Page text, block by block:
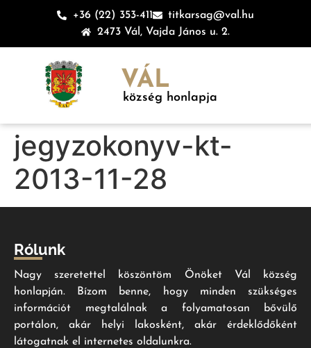
+36 (22) 353-411
titkarsag@val.hu
2473 Vál, Vajda János u. 2.
VÁL
község honlapja
jegyzokonyv-kt-
2013-11-28
Rólunk
Nagy szeretettel köszöntöm Önöket Vál község
honlapján. Bízom benne, hogy minden szükséges
információt megtalálnak a folyamatosan bővülő
portálon, akár helyi lakosként, akár érdeklődőként
látogatnak el internetes oldalunkra.